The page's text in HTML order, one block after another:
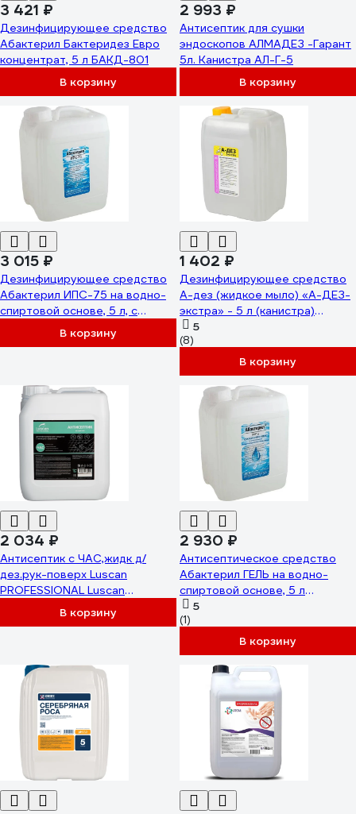
3 421 ₽
Дезинфицирующее средство
Абактерил Бактеридез Евро
концентрат, 5 л БАКД-801
В корзину
2 993 ₽
Антисептик для сушки
эндоскопов АЛМАДЕЗ -Гарант
5л. Канистра АЛ-Г-5
В корзину
3 015 ₽
Дезинфицирующее средство
Абактерил ИПС-75 на водно-
спиртовой основе, 5 л, с
крышкой А-ИПС75-5
В корзину
1 402 ₽
Дезинфицирующее средство
А-дез (жидкое мыло) «А-ДЕЗ-
экстра» - 5 л (канистра)
АДЭК-11
5
(8)
В корзину
2 034 ₽
Антисептик с ЧАС,жидк д/
дез.рук-поверх Luscan
PROFESSIONAL Luscan
Prof/Quat Dez, 5л 1928944
В корзину
2 930 ₽
Антисептическое средство
Абактерил ГЕЛЬ на водно-
спиртовой основе, 5 л
ГАА-008
5
(1)
В корзину